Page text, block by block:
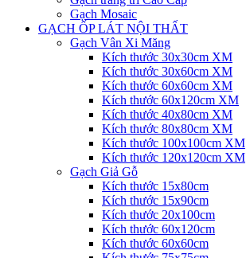
Gạch Mosaic
GẠCH ỐP LÁT NỘI THẤT
Gạch Vân Xi Măng
Kích thước 30x30cm XM
Kích thước 30x60cm XM
Kích thước 60x60cm XM
Kích thước 60x120cm XM
Kích thước 40x80cm XM
Kích thước 80x80cm XM
Kích thước 100x100cm XM
Kích thước 120x120cm XM
Gạch Giả Gỗ
Kích thước 15x80cm
Kích thước 15x90cm
Kích thước 20x100cm
Kích thước 60x120cm
Kích thước 60x60cm